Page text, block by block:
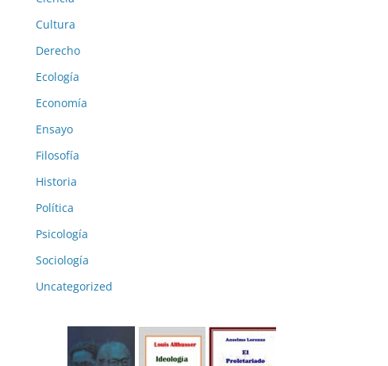
Cultura
Derecho
Ecología
Economía
Ensayo
Filosofía
Historia
Política
Psicología
Sociología
Uncategorized